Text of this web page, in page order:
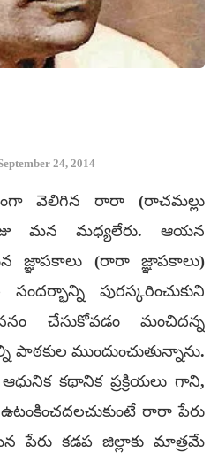
24, 2014
వెలిగిన రారా (రాచమల్లు
మన మధ్యలేరు. ఆయన
జ్ఞాపకాలు (రారా జ్ఞాపకాలు)
పురస్కరించుకుని
చేసుకోవడం మంచిదన్న
ముందుంచుతున్నాను.
కథానిక ప్రక్రియలు గాని,
రారా పేరు
పేరు కడప జిల్లాకు మాత్రమే